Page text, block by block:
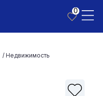
0
/ Недвижимость